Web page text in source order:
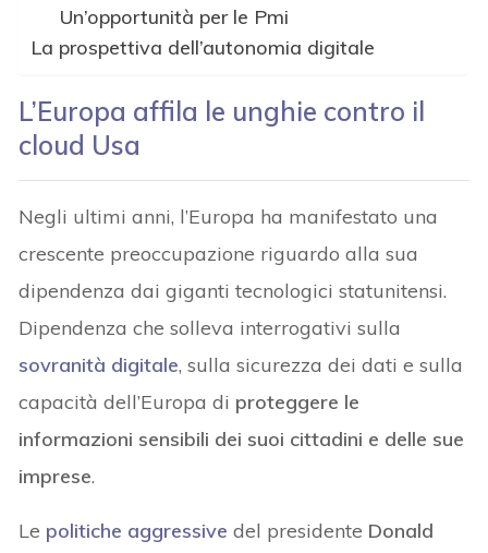
Un’opportunità per le Pmi
La prospettiva dell’autonomia digitale
L’Europa affila le unghie contro il
cloud Usa
Negli ultimi anni, l’Europa ha manifestato una
crescente preoccupazione riguardo alla sua
dipendenza dai giganti tecnologici statunitensi.
Dipendenza che solleva interrogativi sulla
sovranità digitale, sulla sicurezza dei dati e sulla
capacità dell’Europa di proteggere le
informazioni sensibili dei suoi cittadini e delle sue
imprese.
Le politiche aggressive del presidente Donald